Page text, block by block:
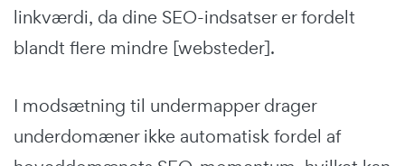
linkværdi, da dine SEO-indsatser er fordelt
blandt flere mindre [websteder].
I modsætning til undermapper drager
underdomæner ikke automatisk fordel af